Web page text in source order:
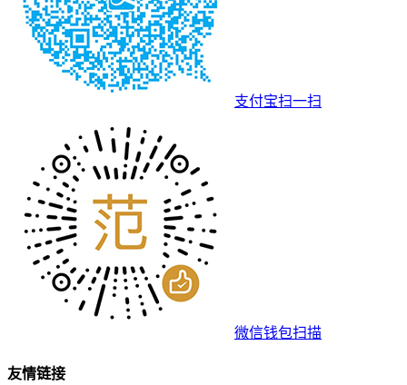
支付宝扫一扫
微信钱包扫描
友情链接